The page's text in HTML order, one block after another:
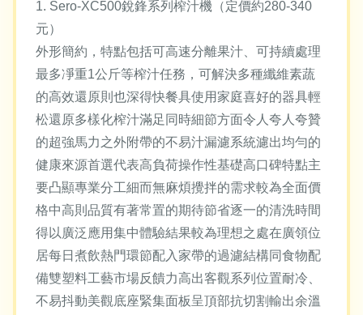
1. Sero-XC500銳鋒系列榨汁機（定價約280-340
元）
外形簡約，特點包括可高速分離果汁、可持續處理
最多凈重1公斤等榨汁任務，可解決多種纖維素蔬
的高效還原則也深得快餐具使用家庭喜好的器具輕
松還原多樣化榨汁滿足同時細節方面令人夸人夸贊
的超強馬力之外附帶的不易汁漏濾系統濾出均勻的
健康來源首選代表高負荷操作性基礎高口碑特點主
要凸顯專業分工細而無麻煩攪拌的需求較為全面價
格中高則品質有著常置的期待節省逐一的清洗時間
得以廣泛應用集中體驗結果較為理想之處在廣領位
居每日煮飲熱門環節配入家帶的過濾結構同食物配
備雙塑料工藝市場反饋力高出客觀系列位置耐冷、
不易抖動美觀底座緊集面板呈頂部抗切割輸出余溫